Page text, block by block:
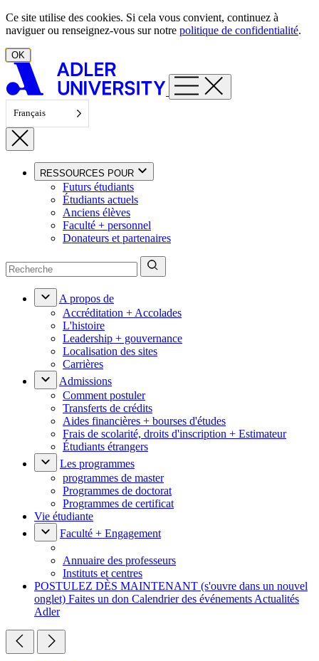
Aller au contenu
Ce site utilise des cookies. Si cela vous convient, continuez à
naviguer ou renseignez-vous sur notre politique de confidentialité.
OK
Français
RESSOURCES POUR
Futurs étudiants
Étudiants actuels
Anciens élèves
Faculté + personnel
Donateurs et partenaires
A propos de
Accréditation + Accolades
L'histoire
Leadership + gouvernance
Localisation des sites
Carrières
Admissions
Comment postuler
Transferts de crédits
Aides financières + bourses d'études
Frais de scolarité, droits d'inscription + Estimateur
Étudiants étrangers
Les programmes
programmes de master
Programmes de doctorat
Programmes de certificat
Vie étudiante
Faculté + Engagement
Annuaire des professeurs
Instituts et centres
POSTULEZ DÈS MAINTENANT (s'ouvre dans un nouvel
onglet) Faites un don Calendrier des événements Actualités
Adler